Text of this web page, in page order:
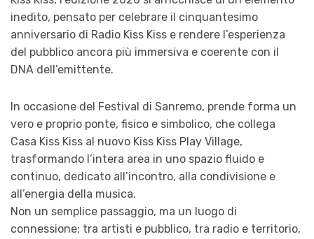
inedito, pensato per celebrare il cinquantesimo
anniversario di Radio Kiss Kiss e rendere l’esperienza
del pubblico ancora più immersiva e coerente con il
DNA dell’emittente.
In occasione del Festival di Sanremo, prende forma un
vero e proprio ponte, fisico e simbolico, che collega
Casa Kiss Kiss al nuovo Kiss Kiss Play Village,
trasformando l’intera area in uno spazio fluido e
continuo, dedicato all’incontro, alla condivisione e
all’energia della musica.
Non un semplice passaggio, ma un luogo di
connessione: tra artisti e pubblico, tra radio e territorio,